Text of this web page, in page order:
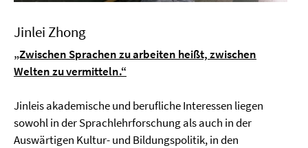
Jinlei Zhong
„Zwischen Sprachen zu arbeiten heißt, zwischen
Welten zu vermitteln.“
Jinleis akademische und berufliche Interessen liegen
sowohl in der Sprachlehrforschung als auch in der
Auswärtigen Kultur- und Bildungspolitik, in den